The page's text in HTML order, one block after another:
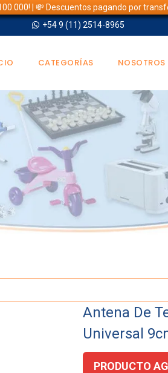
| 💸 Descuentos pagando por
+54 9 (11) 2514-8965
CATEGORÍAS NOSOTROS
TIENDA
Antena De
Universal
PRODUCTO